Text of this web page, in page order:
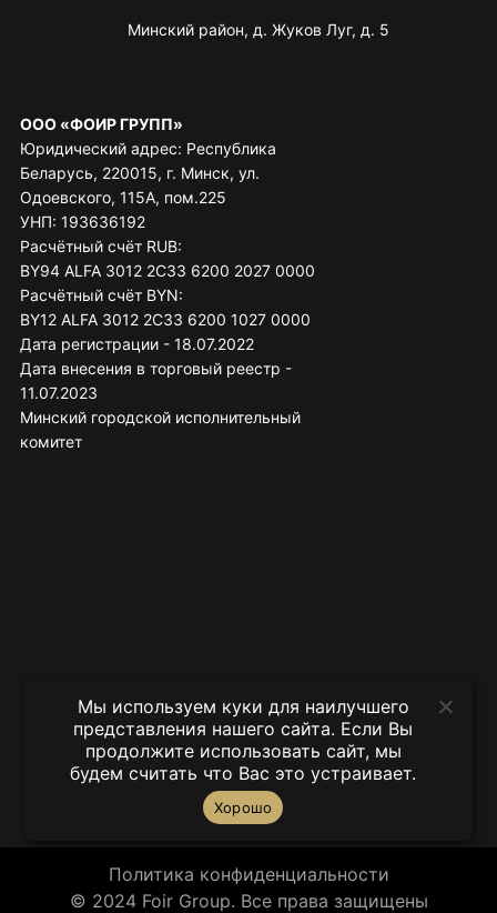
Минский район, д. Жуков Луг, д. 5
ООО «ФОИР ГРУПП»
Юридический адрес: Республика
Беларусь, 220015, г. Минск, ул.
Одоевского, 115А, пом.225
УНП: 193636192
Расчётный счёт RUB:
BY94 ALFA 3012 2C33 6200 2027 0000
Расчётный счёт BYN:
BY12 ALFA 3012 2C33 6200 1027 0000
Дата регистрации - 18.07.2022
Дата внесения в торговый реестр -
11.07.2023
Минский городской исполнительный
комитет
© 2024 Foir Group. Все права защищены
Политика конфиденциальности
Мы используем куки для наилучшего
представления нашего сайта. Если Вы
продолжите использовать сайт, мы
будем считать что Вас это устраивает.
Хорошо